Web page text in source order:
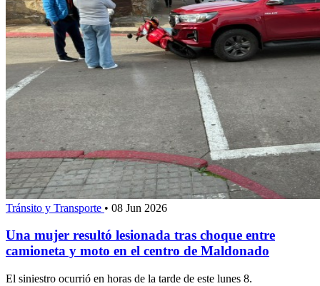
Tránsito y Transporte • 08 Jun 2026
Una mujer resultó lesionada tras choque entre
camioneta y moto en el centro de Maldonado
El siniestro ocurrió en horas de la tarde de este lunes 8.